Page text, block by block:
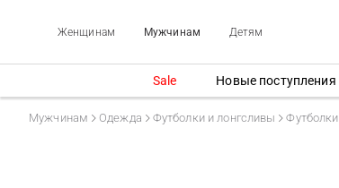
Женщинам Мужчинам Детям
Sale Новые поступления
Мужчинам Одежда Футболки и лонгсливы Футболки